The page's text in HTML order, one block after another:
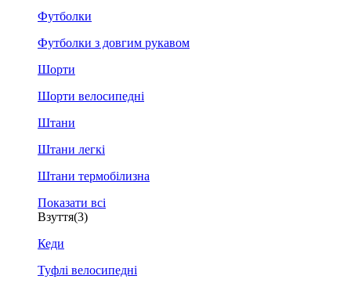
Футболки
Футболки з довгим рукавом
Шорти
Шорти велосипедні
Штани
Штани легкі
Штани термобілизна
Показати всі
Взуття(3)
Кеди
Туфлі велосипедні